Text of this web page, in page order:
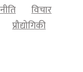
विचार
प्रौद्योगिकी